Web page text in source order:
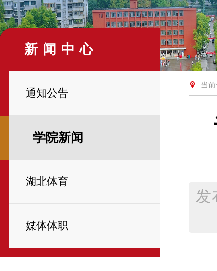
新闻中心
通知公告
学院新闻
湖北体育
媒体体职
当
发